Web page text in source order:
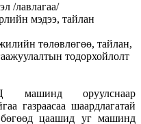
/лавлагаа/
мэдээ, тайлан
төлөвлөгөө, тайлан,
тодорхойлолт
машинд оруулснаар
газраасаа шаардлагатай
цаашид уг машинд